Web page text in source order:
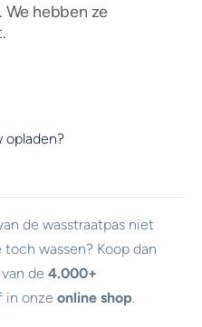
We hebben ze
opladen?
de wasstraatpas niet
wassen? Koop dan
de 4.000+
in onze online shop